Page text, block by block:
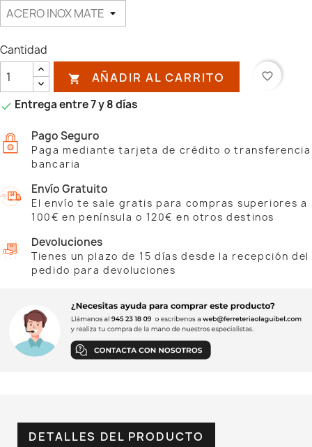
Cantidad
 AÑADIR AL CARRITO favorite_border
 Entrega entre 7 y 8 días
Pago Seguro
Paga mediante tarjeta de crédito o transferencia
bancaria
Envío Gratuito
El envío te sale gratis para compras superiores a
100€ en península o 120€ en otros destinos
Devoluciones
Tienes un plazo de 15 días desde la recepción del
pedido para devoluciones
DETALLES DEL PRODUCTO